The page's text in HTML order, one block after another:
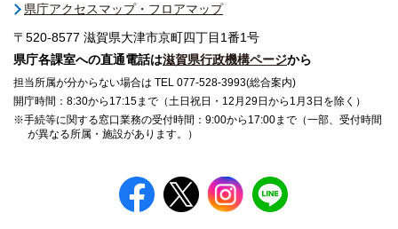
県庁アクセスマップ・フロアマップ
〒520-8577 滋賀県大津市京町四丁目1番1号
県庁各課室への直通電話は滋賀県行政機構ページから
担当所属が分からない場合は TEL 077-528-3993(総合案内)
開庁時間：8:30から17:15まで（土日祝日・12月29日から1月3日を除く）
※手続等に関する窓口業務の受付時間：9:00から17:00まで（一部、受付時間
が異なる所属・施設があります。）